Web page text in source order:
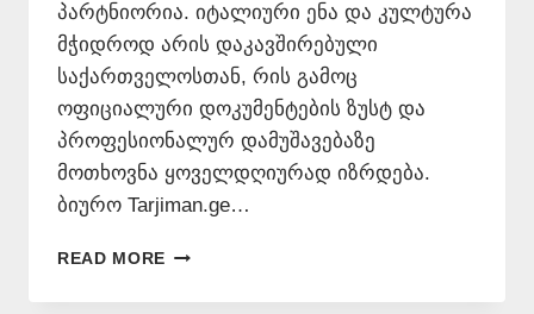
პარტნიორია. იტალიური ენა და კულტურა
მჭიდროდ არის დაკავშირებული
საქართველოსთან, რის გამოც
ოფიციალური დოკუმენტების ზუსტ და
პროფესიონალურ დამუშავებაზე
მოთხოვნა ყოველდღიურად იზრდება.
ბიურო Tarjiman.ge…
READ MORE ᲘᲢᲐᲚᲘᲣᲠᲘ
ᲗᲐᲠᲯᲘᲛᲐᲜᲘ